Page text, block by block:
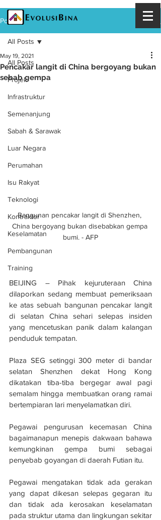
Post
All Posts
Projek
Infrastruktur
Semenanjung
Sabah & Sarawak
Luar Negara
Perumahan
Isu Rakyat
Teknologi
Kontraktor
Keselamatan
Pembangunan
Training
All Posts
Pencakar langit di China bergoyang bukan
sebab gempa
May 19, 2021
Bangunan pencakar langit di Shenzhen,
China bergoyang bukan disebabkan gempa
bumi. - AFP
BEIJING – Pihak kejuruteraan China
dilaporkan sedang membuat pemeriksaan
ke atas sebuah bangunan pencakar langit
di selatan China sehari selepas insiden
yang mencetuskan panik dalam kalangan
penduduk tempatan.
Plaza SEG setinggi 300 meter di bandar
selatan Shenzhen dekat Hong Kong
dikatakan tiba-tiba bergegar awal pagi
semalam hingga membuatkan orang ramai
bertempiaran lari menyelamatkan diri.
Pegawai pengurusan kecemasan China
bagaimanapun menepis dakwaan bahawa
kemungkinan gempa bumi sebagai
penyebab goyangan di daerah Futian itu.
Pegawai mengatakan tidak ada gerakan
yang dapat dikesan selepas gegaran itu
dan tidak ada kerosakan keselamatan
pada struktur utama dan lingkungan sekitar